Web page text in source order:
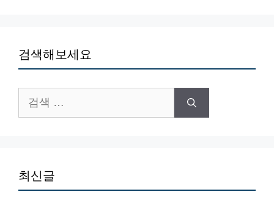
검색해보세요
색:
최신글